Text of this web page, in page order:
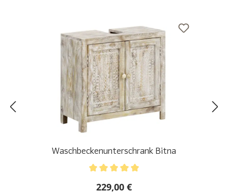
Waschbeckenunterschrank Bitna
229,00 €